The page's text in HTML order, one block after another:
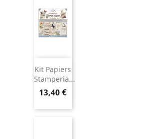
Kit Papiers
Stamperia...
13,40 €